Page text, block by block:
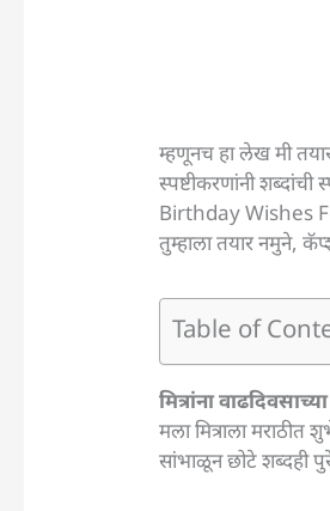
म्हणूनच हा लेख मी
स्पष्टीकरणांनी
Birthday Wishes
तुम्हाला तयार नमुने,
Table of
मित्रांना
मला मित्राला
सांभाळून छोटे शब्दही